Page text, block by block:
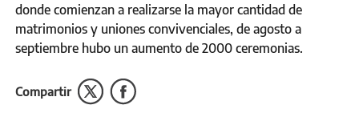
donde comienzan a realizarse la mayor cantidad de
matrimonios y uniones convivenciales, de agosto a
septiembre hubo un aumento de 2000 ceremonias.
Compartir